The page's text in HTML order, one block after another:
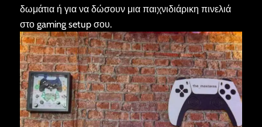
δωμάτια ή για να δώσουν μια παιχνιδιάρικη πινελιά
στο gaming setup σου.